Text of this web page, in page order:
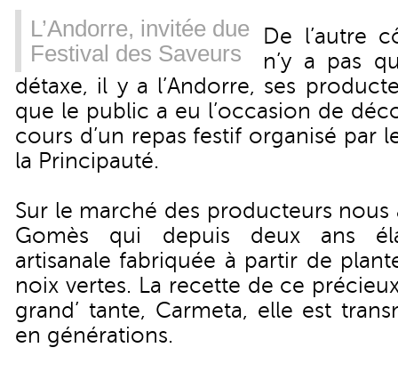
L’Andorre, invitée due
Festival des Saveurs
De l’autre
n’y a pas
détaxe, il y a l’Andorre, ses
que le public a eu l’occasion de
cours d’un repas festif organisé par
la Principauté.
Sur le marché des producteurs nous
Gomès qui depuis deux ans
artisanale fabriquée à partir de
noix vertes. La recette de ce
grand’ tante, Carmeta, elle est
en générations.